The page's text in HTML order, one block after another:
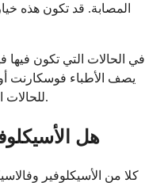
المصابة. قد تكون هذه
في الحالات التي تكون
يصف الأطباء فوسكارنت
للحالات الشديدة وتتطلب الإعطاء عن طريق الوريد.
هل
كلا من الأسيكلوفير